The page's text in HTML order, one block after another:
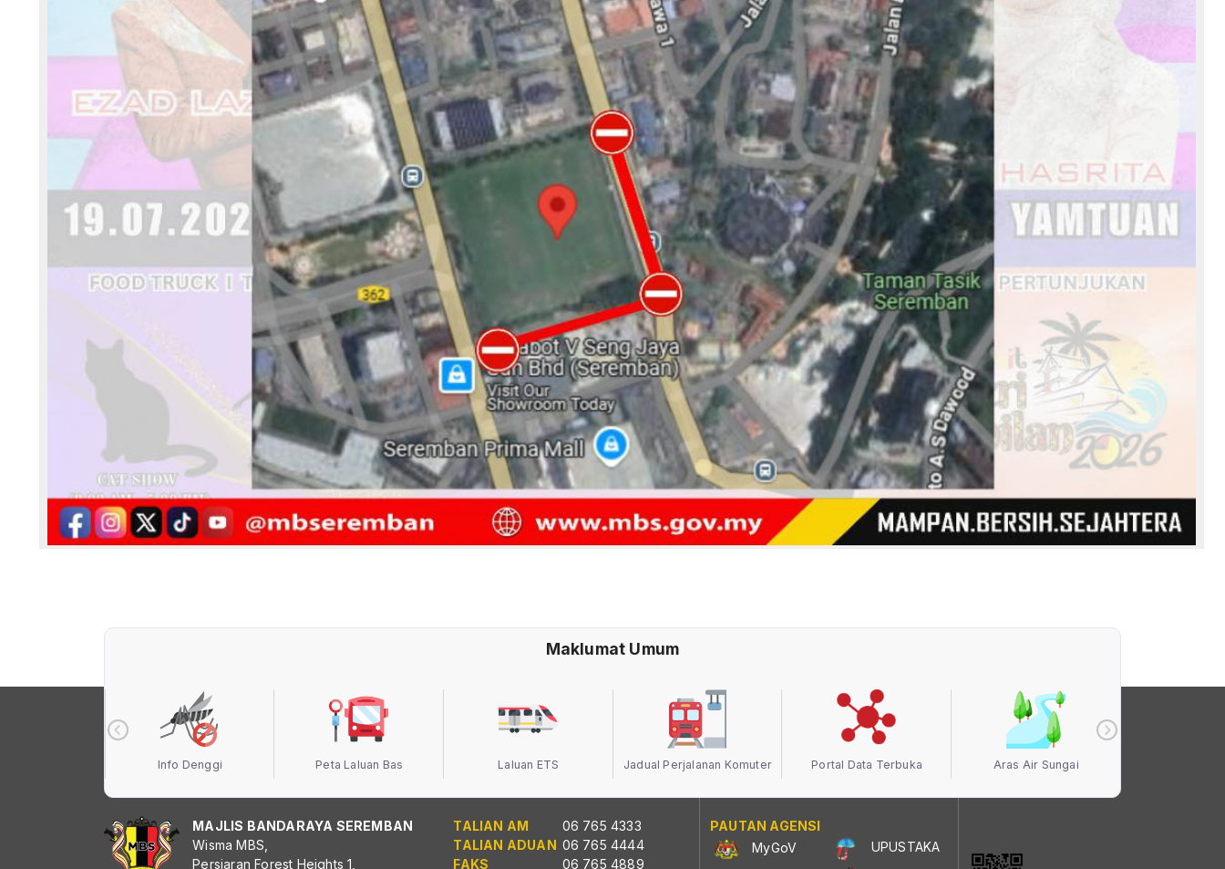
Maklumat Umum
Info Denggi Peta Laluan Bas Laluan ETS Jadual Perjalanan Komuter Portal Data Terbuka Aras Air Sungai
MAJLIS BANDARAYA SEREMBAN
Wisma MBS,
Persiaran Forest Heights 1,
TALIAN AM
06 765 4333
TALIAN ADUAN 06 765 4444
FAKS
06 765 4889
PAUTAN AGENSI
MyGoV
UPUSTAKA